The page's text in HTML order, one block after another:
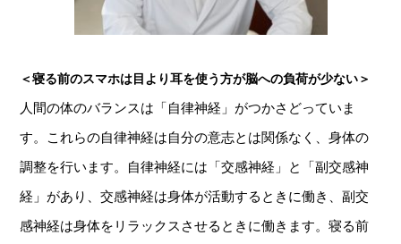
＜寝る前のスマホは目より耳を使う方が脳への負荷が少ない＞
人間の体のバランスは「自律神経」がつかさどっていま
す。これらの自律神経は自分の意志とは関係なく、身体の
調整を行います。自律神経には「交感神経」と「副交感神
経」があり、交感神経は身体が活動するときに働き、副交
感神経は身体をリラックスさせるときに働きます。寝る前